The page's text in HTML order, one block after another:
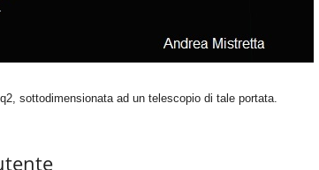
sottodimensionata ad un telescopio di tale portata.